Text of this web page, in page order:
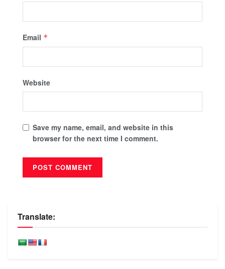
Email *
Website
Save my name, email, and website in this
browser for the next time I comment.
Translate: